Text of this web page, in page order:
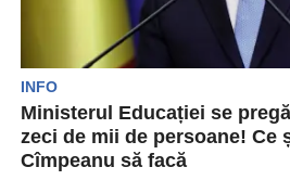
INFO
Ministerul Educației se
zeci de mii de persoane! Ce
Cîmpeanu să facă